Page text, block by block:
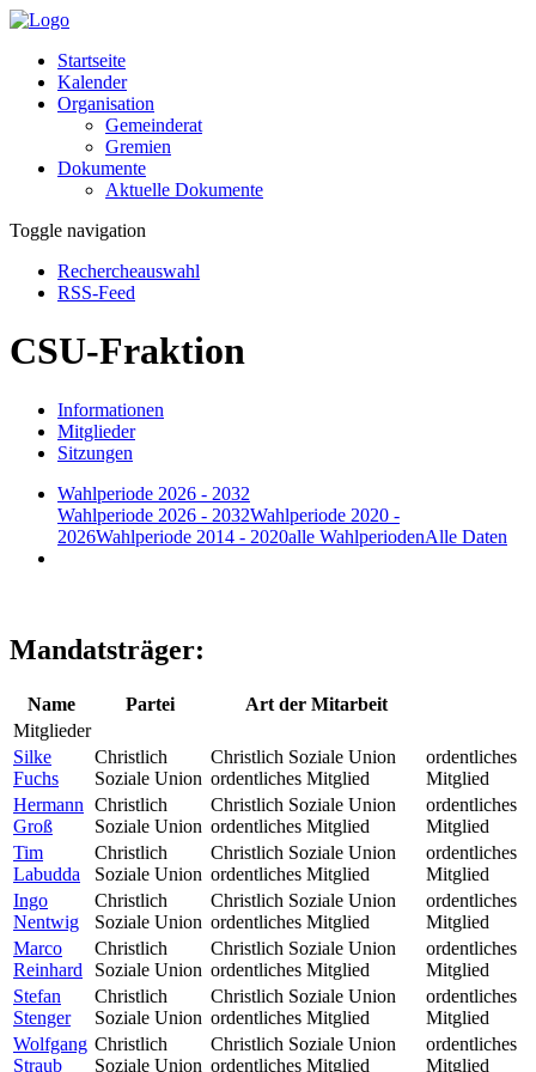
Startseite
Kalender
Organisation
Gemeinderat
Gremien
Dokumente
Aktuelle Dokumente
Toggle navigation
Rechercheauswahl
RSS-Feed
CSU-Fraktion
Informationen
Mitglieder
Sitzungen
Wahlperiode 2026 - 2032
Wahlperiode 2026 - 2032Wahlperiode 2020 -
2026Wahlperiode 2014 - 2020alle WahlperiodenAlle Daten
Mandatsträger:
Name Partei
Art der Mitarbeit
Mitglieder
Silke
Fuchs
Christlich
Soziale Union
Christlich Soziale Union
ordentliches Mitglied
ordentliches
Mitglied
Hermann
Groß
Christlich
Soziale Union
Christlich Soziale Union
ordentliches Mitglied
ordentliches
Mitglied
Tim
Labudda
Christlich
Soziale Union
Christlich Soziale Union
ordentliches Mitglied
ordentliches
Mitglied
Ingo
Nentwig
Christlich
Soziale Union
Christlich Soziale Union
ordentliches Mitglied
ordentliches
Mitglied
Marco
Reinhard
Christlich
Soziale Union
Christlich Soziale Union
ordentliches Mitglied
ordentliches
Mitglied
Stefan
Stenger
Christlich
Soziale Union
Christlich Soziale Union
ordentliches Mitglied
ordentliches
Mitglied
Wolfgang
Straub
Christlich
Soziale Union
Christlich Soziale Union
ordentliches Mitglied
ordentliches
Mitglied